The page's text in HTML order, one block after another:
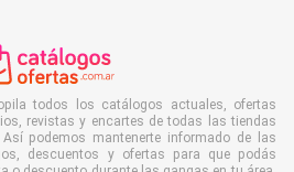
todos los catálogos actuales, ofertas
revistas y encartes de todas las tiendas
podemos mantenerte informado de las
descuentos y ofertas para que podás